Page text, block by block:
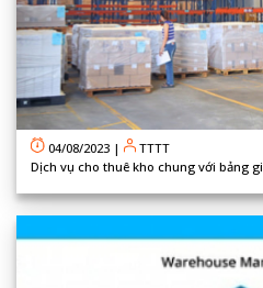
04/08/2023 |
TTTT
Dịch vụ cho thuê kho chung với bảng